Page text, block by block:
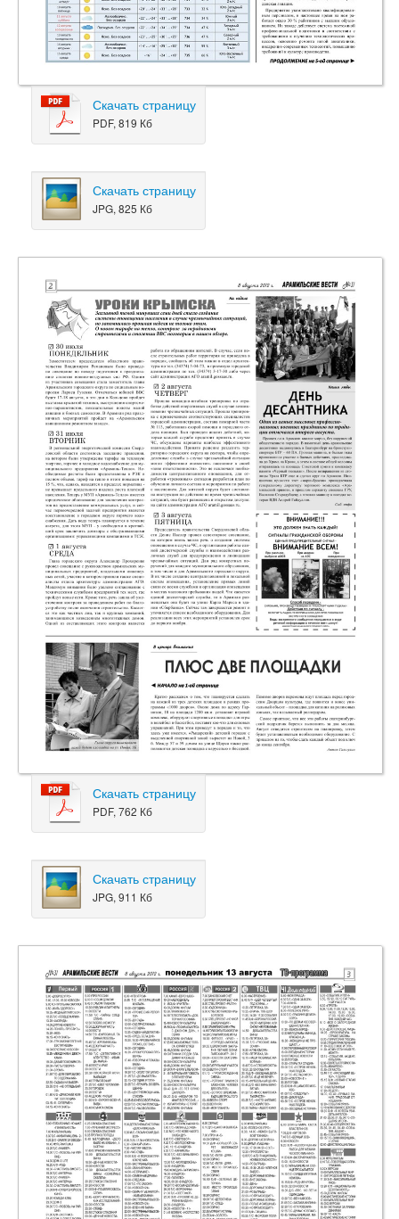
Скачать страницу
PDF, 819 Кб
Скачать страницу
JPG, 825 Кб
Скачать страницу
PDF, 762 Кб
Скачать страницу
JPG, 911 Кб